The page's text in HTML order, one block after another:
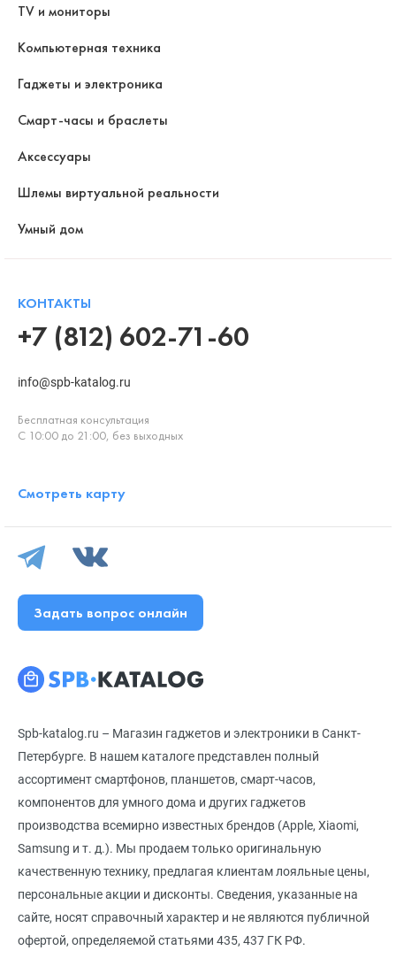
Spb-katalog.ru – Магазин гаджетов и электроники в Санкт-
Петербурге. В нашем каталоге представлен полный
ассортимент смартфонов, планшетов, смарт-часов,
компонентов для умного дома и других гаджетов
производства всемирно известных брендов (Apple, Xiaomi,
Samsung и т. д.). Мы продаем только оригинальную
качественную технику, предлагая клиентам лояльные цены,
персональные акции и дисконты. Сведения, указанные на
сайте, носят справочный характер и не являются публичной
офертой, определяемой статьями 435, 437 ГК РФ.
TV и мониторы
Компьютерная техника
Гаджеты и электроника
Смарт-часы и браслеты
Аксессуары
Шлемы виртуальной реальности
Умный дом
КОНТАКТЫ
+7 (812) 602-71-60
info@spb-katalog.ru
Бесплатная консультация
С 10:00 до 21:00, без выходных
Смотреть карту
Задать вопрос онлайн